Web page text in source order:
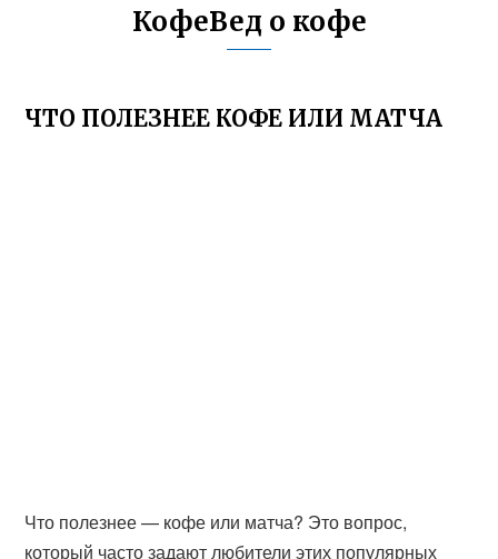
КофеВед о кофе
ЧТО ПОЛЕЗНЕЕ КОФЕ ИЛИ МАТЧА
Что полезнее — кофе или матча? Это вопрос,
который часто задают любители этих популярных